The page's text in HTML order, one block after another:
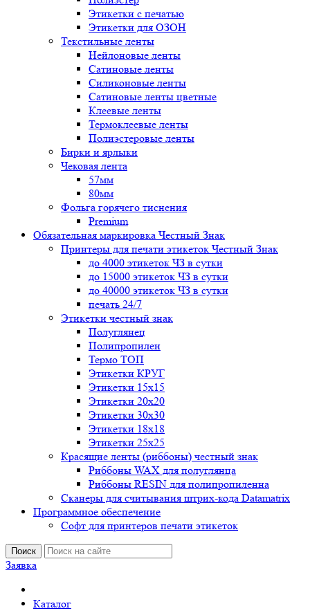
Этикетки с печатью
Этикетки для ОЗОН
Текстильные ленты
Нейлоновые ленты
Сатиновые ленты
Силиконовые ленты
Сатиновые ленты цветные
Клеевые ленты
Термоклеевые ленты
Полиэстеровые ленты
Бирки и ярлыки
Чековая лента
57мм
80мм
Фольга горячего тиснения
Premium
Обязательная маркировка Честный Знак
Принтеры для печати этикеток Честный Знак
до 4000 этикеток ЧЗ в сутки
до 15000 этикеток ЧЗ в сутки
до 40000 этикеток ЧЗ в сутки
печать 24/7
Этикетки честный знак
Полуглянец
Полипропилен
Термо ТОП
Этикетки КРУГ
Этикетки 15х15
Этикетки 20х20
Этикетки 30х30
Этикетки 18х18
Этикетки 25х25
Красящие ленты (риббоны) честный знак
Риббоны WAX для полуглянца
Риббоны RESIN для полипропиленна
Сканеры для считывания штрих-кода Datamatrix
Программное обеспечение
Софт для принтеров печати этикеток
Поиск
Заявка
Каталог